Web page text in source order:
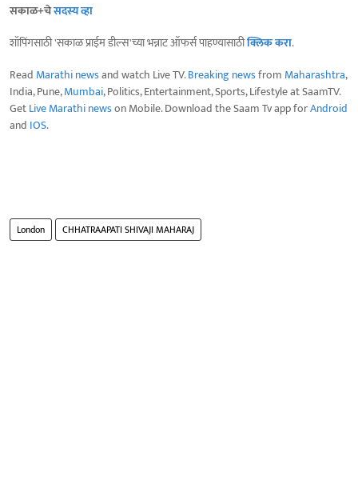
सकाळ+चेसदस्य व्हा
शॉपिंगसाठी 'सकाळ प्राईम डील्स'च्या भन्नाट ऑफर्स पाहण्यासाठीक्लिक करा.
Read Marathi newsand watch Live TV.Breaking newsfrom Maharashtra,
India, Pune,Mumbai, Politics, Entertainment, Sports, Lifestyle at SaamTV.
GetLive Marathi newson Mobile. Download the Saam Tv app forAndroid
and IOS.
London CHHATRAAPATI SHIVAJI MAHARAJ